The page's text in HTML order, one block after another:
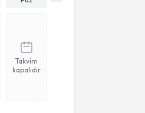
Takvim
kapalıdır